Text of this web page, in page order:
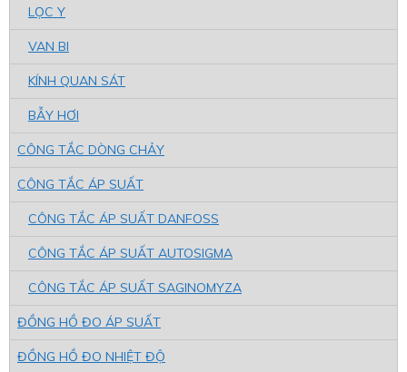
LỌC Y
VAN BI
KÍNH QUAN SÁT
BẪY HƠI
CÔNG TẮC DÒNG CHẢY
CÔNG TẮC ÁP SUẤT
CÔNG TẮC ÁP SUẤT DANFOSS
CÔNG TẮC ÁP SUẤT AUTOSIGMA
CÔNG TẮC ÁP SUẤT SAGINOMYZA
ĐỒNG HỒ ĐO ÁP SUẤT
ĐỒNG HỒ ĐO NHIỆT ĐỘ